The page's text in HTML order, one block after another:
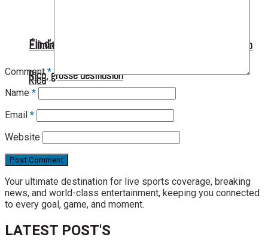
Fin d’aventure pour nos petites Grenadières au Costa
Rica
Éliminatoires CDM U17 F : Haïti s’incline face au Porto
Rico, grosse désillusion
Comment*
Name *
Email *
Website
Your ultimate destination for live sports coverage, breaking
news, and world-class entertainment, keeping you connected
to every goal, game, and moment.
LATEST POST'S